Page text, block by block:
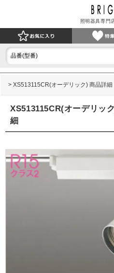
照明器具専門
XS513115CR(オーデリック) 商品詳細
XS513115CR(オーデリッ
細